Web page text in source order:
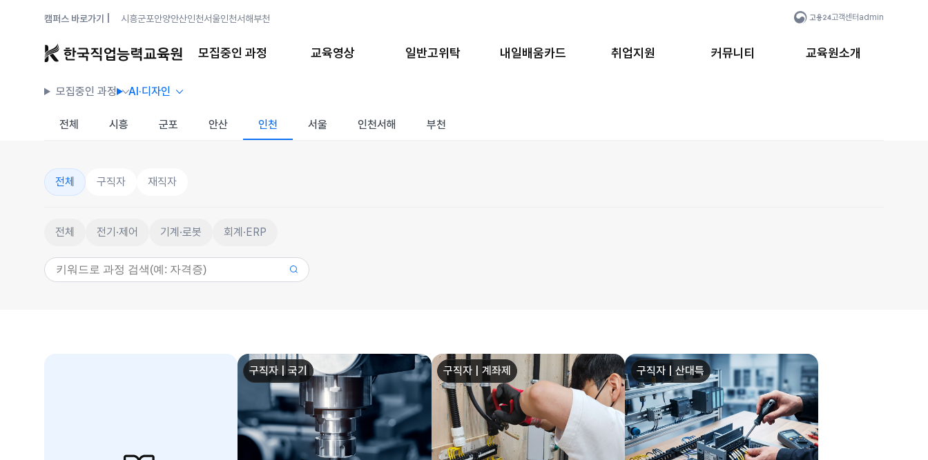
캠퍼스 바로가기 | 시흥군포안양안산인천서울인천서해부천 고객센터 admin
모집중인 과정 교육영상 일반고위탁 내일배움카드 취업지원 커뮤니티 교육원소개
모집중인 과정 AI·디자인
전체 시흥 군포 안산 인천 서울 인천서해 부천
전체 구직자 재직자
전체 전기·제어 기계·로봇 회계·ERP
구직자 | 국기 구직자 | 계좌제 구직자 | 산대특